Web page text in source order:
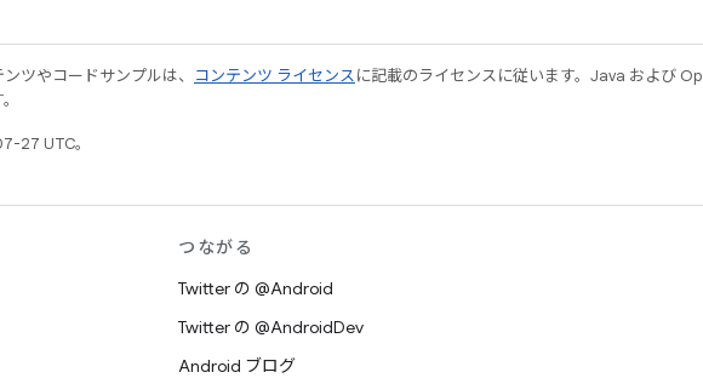
ツやコードサンプルは、 コンテンツ ライセンスに記載のライセンスに従います。Java および
27 UTC。
つながる
Twitter の @Android
Twitter の @AndroidDev
Android ブログ